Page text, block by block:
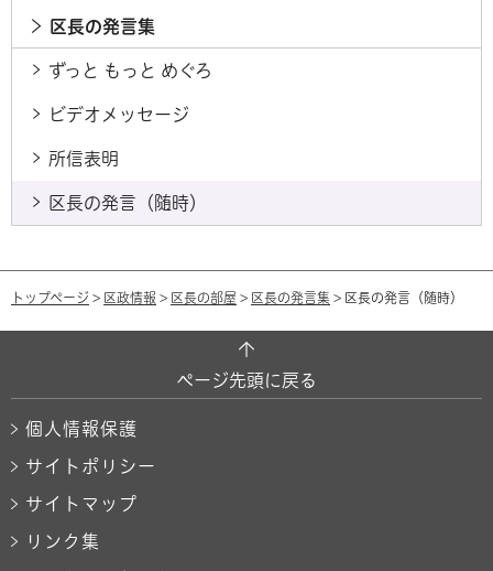
区長の発言集
ずっと もっと めぐろ
ビデオメッセージ
所信表明
区長の発言（随時）
トップページ > 区政情報 > 区長の部屋 > 区長の発言集 > 区長の発言（随時）
ページ先頭に戻る
個人情報保護
サイトポリシー
サイトマップ
リンク集